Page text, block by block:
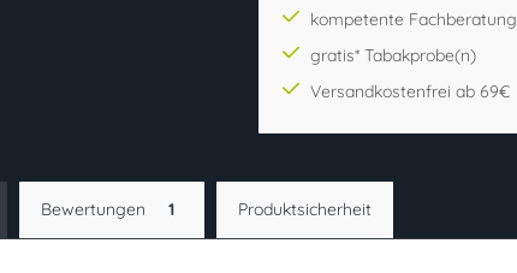
kompetente Fachberatung
gratis* Tabakprobe(n)
Versandkostenfrei ab 69€
Bewertungen 1 Produktsicherheit